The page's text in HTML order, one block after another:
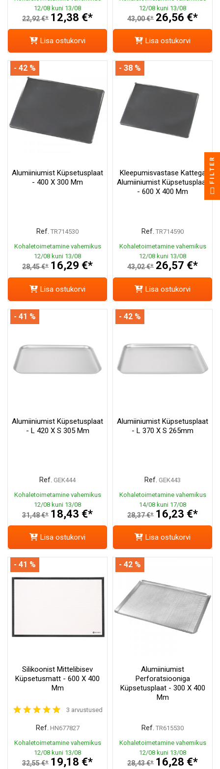
12/08 kuni 13/08
22,92 €* 12,38 €*
Lisa ostukorvi
12/08 kuni 13/08
43,00 €* 26,56 €*
Lisa ostukorvi
Alumiiniumist Küpsetusplaat
- 400 X 300 Mm
Ref. TR714530
Kohaletoimetamine vahemikus
12/08 kuni 13/08
28,45 €* 16,29 €*
- 42 %
Lisa ostukorvi
Kleepumisvastase Kattega
Alumiiniumist Küpsetusplaat
- 600 X 400 Mm
Ref. TR714590
Kohaletoimetamine vahemikus
12/08 kuni 13/08
43,02 €* 26,57 €*
- 38 %
Lisa ostukorvi
Alumiiniumist Küpsetusplaat
- L 420 X S 305 Mm
Ref. GEK444
Kohaletoimetamine vahemikus
12/08 kuni 13/08
31,48 €* 18,43 €*
- 41 %
Lisa ostukorvi
Alumiiniumist Küpsetusplaat
- L 370 X S 265mm
Ref. GEK443
Kohaletoimetamine vahemikus
14/08 kuni 17/08
28,37 €* 16,23 €*
- 42 %
Lisa ostukorvi
Silikoonist Mittelibisev
Küpsetusmatt - 600 X 400
Mm
3 arvustused
Ref. HN677827
Kohaletoimetamine vahemikus
12/08 kuni 13/08
32,55 €* 19,18 €*
- 41 %
Alumiiniumist
Perforatsiooniga
Küpsetusplaat - 300 X 400
Mm
Ref. TR615530
Kohaletoimetamine vahemikus
12/08 kuni 13/08
28,43 €* 16,28 €*
- 42 %
FILTER